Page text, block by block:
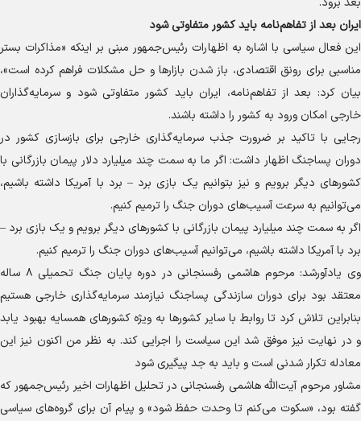
ایران بعد از تفاهم‌نامه باید کشور متفاوتی شود
این فعال سیاسی با اشاره به اظهارات رئیس‌جمهور مبنی بر اینکه «مذاکرات بستر
مناسبی برای رونق اقتصادی، باز شدن بازار‌ها و حل مشکلات فراهم کرده است»،
بیان کرد: بعد از تفاهم‌نامه، ایران باید کشور متفاوتی شود و سرمایه‌گذاران
خارجی امکان ورود به کشور را داشته باشند.
رجایی با تاکید بر ضرورت جذب سرمایه‌گذاری خارجی برای بازسازی کشور در
دوران پساجنگ اظهار داشت: اگر ما به سمت چند میلیارد دلار پیمان بازرگانی با
کشور‌های دیگر برویم و نیز بتوانیم یک بازی برد – برد با آمریکا داشته باشیم،
می‌توانیم به سرعت آسیب‌های دوران جنگ را ترمیم کنیم.
اگر به سمت چند میلیارد پیمان بازرگانی با کشور‌های دیگر برویم و یک بازی برد –
برد با آمریکا داشته باشیم، می‌توانیم آسیب‌های دوران جنگ را ترمیم کنیم.
وی یادآورشد: مرحوم هاشمی رفسنجانی در دوره پایان جنگ تحمیلی ۸ ساله
معتقد بود برای دوران سازندگی پساجنگ نیازمند سرمایه‌گذاری خارجی هستیم
بنابراین تلاش کرد تا روابط با سایر کشور‌ها به ویژه کشور‌های همسایه بهبود یابد
و در نهایت نیز موفق شد این سیاست را اجرایی کند. به نظر من اکنون نیز این
معادله تکرار شدنی است و باید به جد پیگیری شود
مشاور مرحوم آیت‌الله هاشمی رفسنجانی در تحلیل اظهارات اخیر رئیس‌جمهور که
گفته بود، «سکوت می‌کنم تا وحدت حفظ شود» و پیام آن برای گروه‌های سیاسی